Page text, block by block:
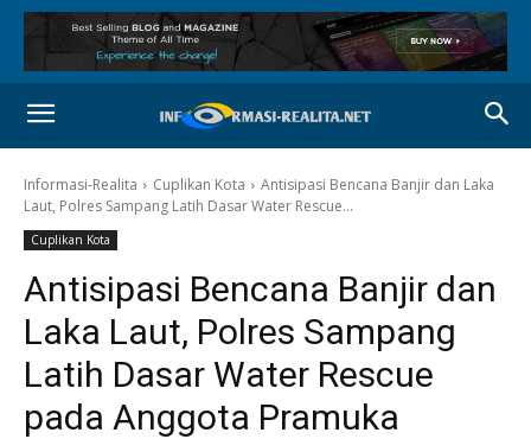
Informasi-Realita Cuplikan Kota
Antisipasi Bencana Banjir dan Laka
Laut, Polres Sampang Latih Dasar Water Rescue...
Cuplikan Kota
Antisipasi Bencana Banjir dan
Laka Laut, Polres Sampang
Latih Dasar Water Rescue
pada Anggota Pramuka